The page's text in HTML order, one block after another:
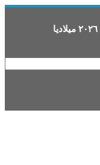
٢٠٢٦ ميلاديا